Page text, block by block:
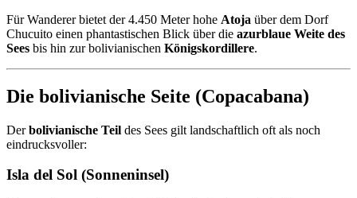
Für Wanderer bietet der 4.450 Meter hohe Atoja über dem Dorf
Chucuito einen phantastischen Blick über die azurblaue Weite des
Sees bis hin zur bolivianischen Königskordillere.
Die bolivianische Seite (Copacabana)
Derbolivianische Teil des Sees gilt landschaftlich oft als noch
eindrucksvoller:
Isla del Sol (Sonneninsel)